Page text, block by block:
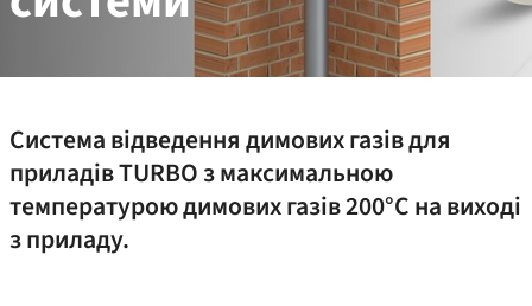
Система відведення димових газів для
приладів TURBO з максимальною
температурою димових газів 200°C на виході
з приладу.